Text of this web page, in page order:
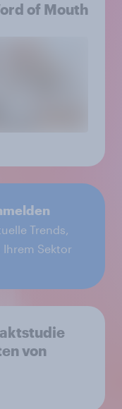
of Mouth
Trends,
Sektor
von